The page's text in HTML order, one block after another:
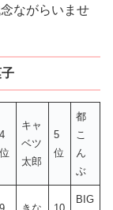
ながらいませ
4
位
キャ
ベツ
太郎
5
位
都
こ
ん
ぶ
BIG